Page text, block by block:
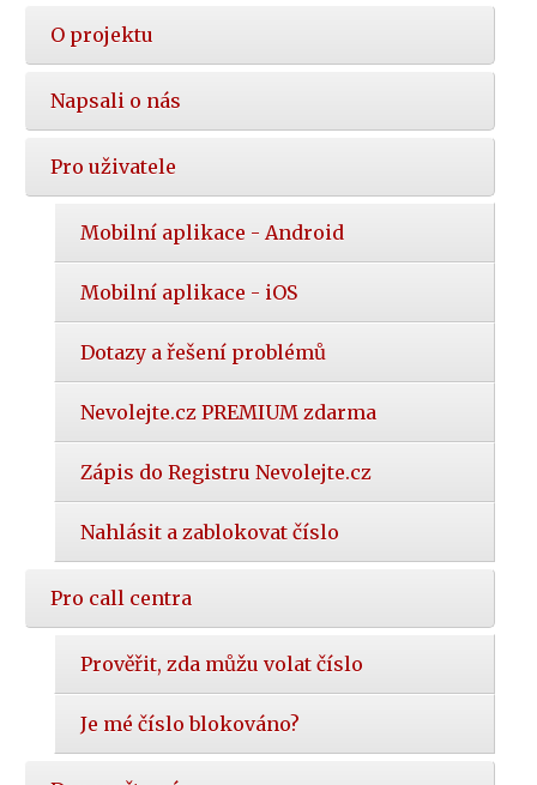
O projektu
Napsali o nás
Pro uživatele
Mobilní aplikace - Android
Mobilní aplikace - iOS
Dotazy a řešení problémů
Nevolejte.cz PREMIUM zdarma
Zápis do Registru Nevolejte.cz
Nahlásit a zablokovat číslo
Pro call centra
Prověřit, zda můžu volat číslo
Je mé číslo blokováno?